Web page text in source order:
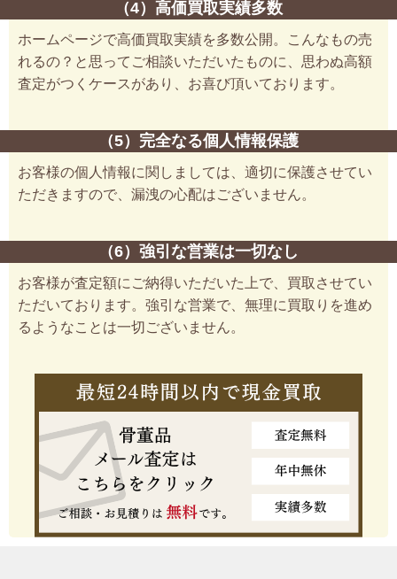
（4）高価買取実績多数
ホームページで高価買取実績を多数公開。こんなもの売
れるの？と思ってご相談いただいたものに、思わぬ高額
査定がつくケースがあり、お喜び頂いております。
（5）完全なる個人情報保護
お客様の個人情報に関しましては、適切に保護させてい
ただきますので、漏洩の心配はございません。
（6）強引な営業は一切なし
お客様が査定額にご納得いただいた上で、買取させてい
ただいております。強引な営業で、無理に買取りを進め
るようなことは一切ございません。